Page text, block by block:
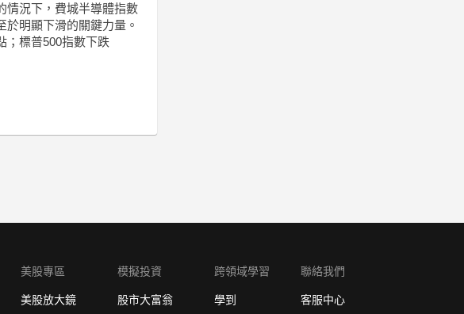
情況下，費城半導體指數
於明顯下滑的關鍵力量。
；標普500指數下跌
美股專區
美股放大鏡
模擬投資
股市大富翁
跨領域學習
學到
聯絡我們
客服中心